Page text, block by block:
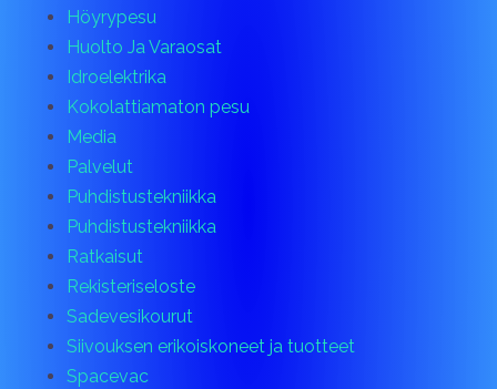
Höyrypesu
Huolto Ja Varaosat
Idroelektrika
Kokolattiamaton pesu
Media
Palvelut
Puhdistustekniikka
Puhdistustekniikka
Ratkaisut
Rekisteriseloste
Sadevesikourut
Siivouksen erikoiskoneet ja tuotteet
Spacevac